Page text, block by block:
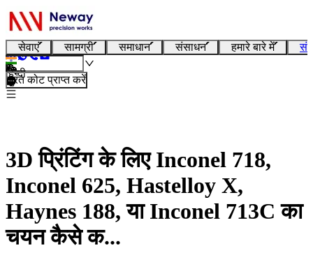
सेवाएं सामग्री समाधान संसाधन हमारे बारे में
हिन्दी
तुरंत कोट प्राप्त करें
3D प्रिंटिंग के लिए Inconel 718,
Inconel 625, Hastelloy X,
Haynes 188, या Inconel 713C का
चयन कैसे क...